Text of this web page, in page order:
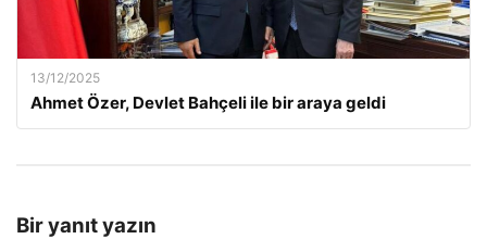
13/12/2025
Ahmet Özer, Devlet Bahçeli ile bir araya geldi
Bir yanıt yazın